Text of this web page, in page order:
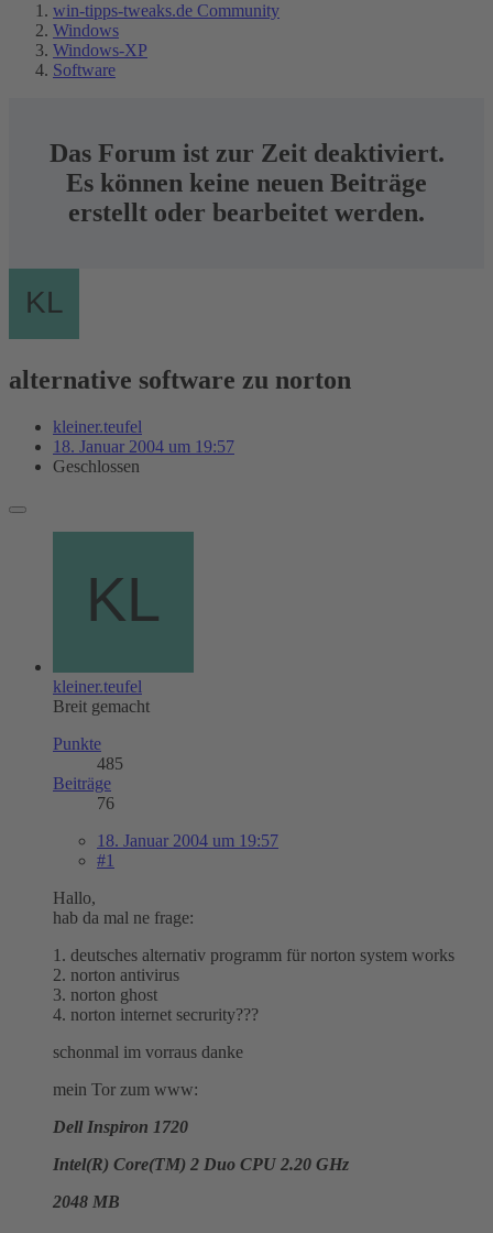
win-tipps-tweaks.de Community
Windows
Windows-XP
Software
Das Forum ist zur Zeit deaktiviert.
Es können keine neuen Beiträge
erstellt oder bearbeitet werden.
alternative software zu norton
kleiner.teufel
18. Januar 2004 um 19:57
Geschlossen
kleiner.teufel
Breit gemacht
Punkte
485
Beiträge
76
18. Januar 2004 um 19:57
#1
Hallo,
hab da mal ne frage:
1. deutsches alternativ programm für norton system works
2. norton antivirus
3. norton ghost
4. norton internet secrurity???
schonmal im vorraus danke
mein Tor zum www:
Dell Inspiron 1720
Intel(R) Core(TM) 2 Duo CPU 2.20 GHz
2048 MB